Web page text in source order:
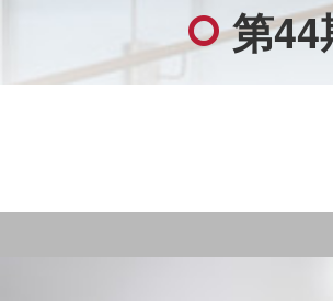
第44